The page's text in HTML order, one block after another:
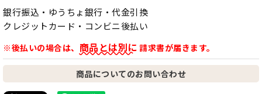
銀行振込・ゆうちょ銀行・代金引換
クレジットカード・コンビニ後払い
※後払いの場合は、 商品とは別に 請求書が届きます。
商品についてのお問い合わせ